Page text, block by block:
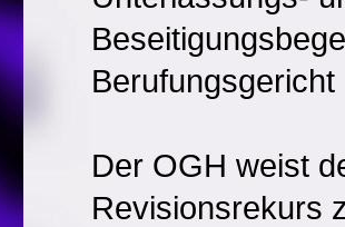
Der OGH weist
Revisionsrekurs